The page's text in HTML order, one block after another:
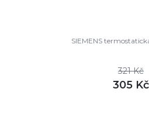
SIEMENS
321 Kč
305 Kč